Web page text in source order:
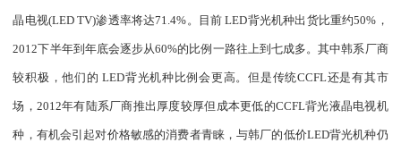
晶电视(LED TV)渗透率将达71.4%。目前 LED背光机种出货比重约50%，
2012下半年到年底会逐步从60%的比例一路往上到七成多。其中韩系厂商
较积极，他们的 LED背光机种比例会更高。但是传统CCFL还是有其市
场，2012年有陆系厂商推出厚度较厚但成本更低的CCFL背光液晶电视机
种，有机会引起对价格敏感的消费者青睐，与韩厂的低价LED背光机种仍